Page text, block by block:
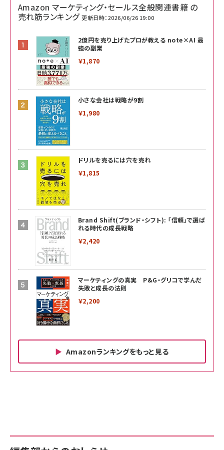
Amazon マーケティング・セールス全般関連書籍 の
売れ筋ランキング 更新日時：2026/06/26 19:00
2億円を売り上げたプロが教える note×AI 最
強の副業
￥1,870
小さな会社は戦略が9割
￥1,980
ドリルを売るには穴を売れ
￥1,815
Brand Shift(ブランド・シフト): 「信頼」で選ば
れる時代の成長戦略
￥2,420
マーケティングの真実 P&G・グリコで学んだ
失敗と成長の法則
￥2,200
Amazonランキングをもっと見る
￥880
サポート正規品 メーカー保証5年 KLMEA128G
サポート正規品 メーカー保証5年 KLMEA128G